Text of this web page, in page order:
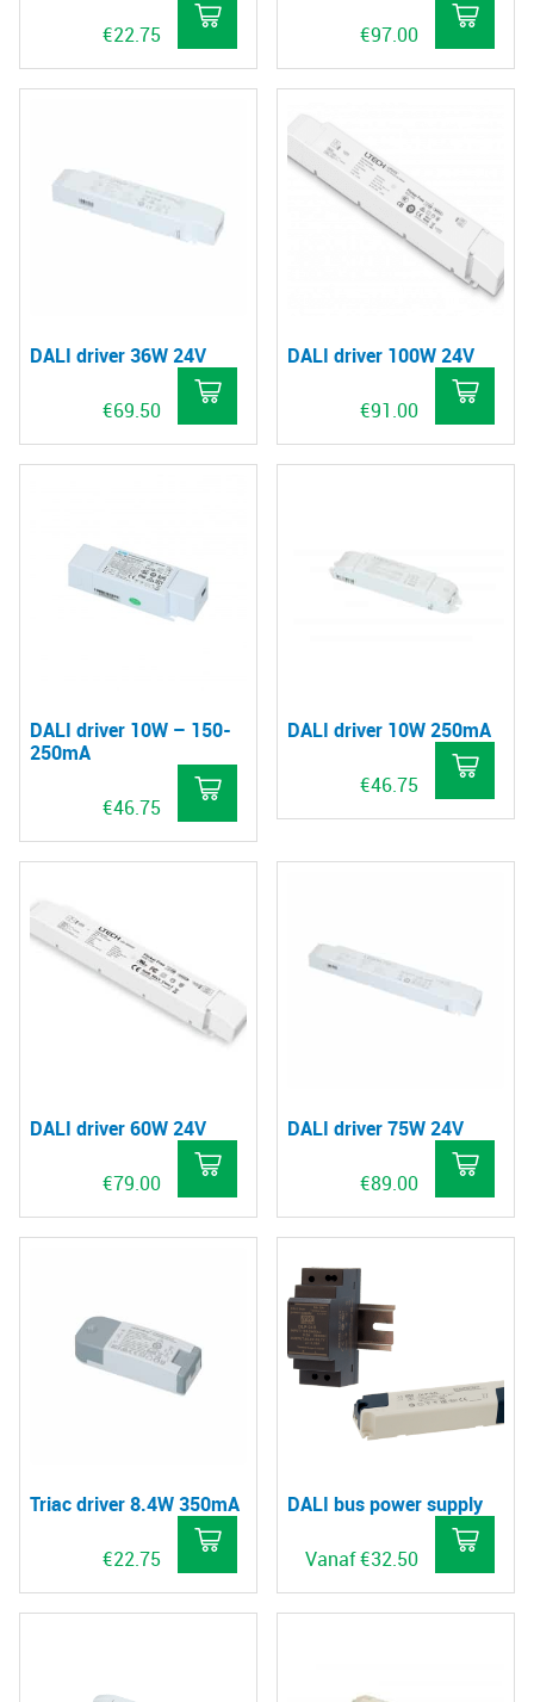
€22.75 €97.00
DALI driver 36W 24V
€69.50
DALI driver 100W 24V
€91.00
DALI driver 10W – 150-
250mA
€46.75
DALI driver 10W 250mA
€46.75
DALI driver 60W 24V
€79.00
DALI driver 75W 24V
€89.00
Triac driver 8.4W 350mA
€22.75
DALI bus power supply
Vanaf€32.50
Dit